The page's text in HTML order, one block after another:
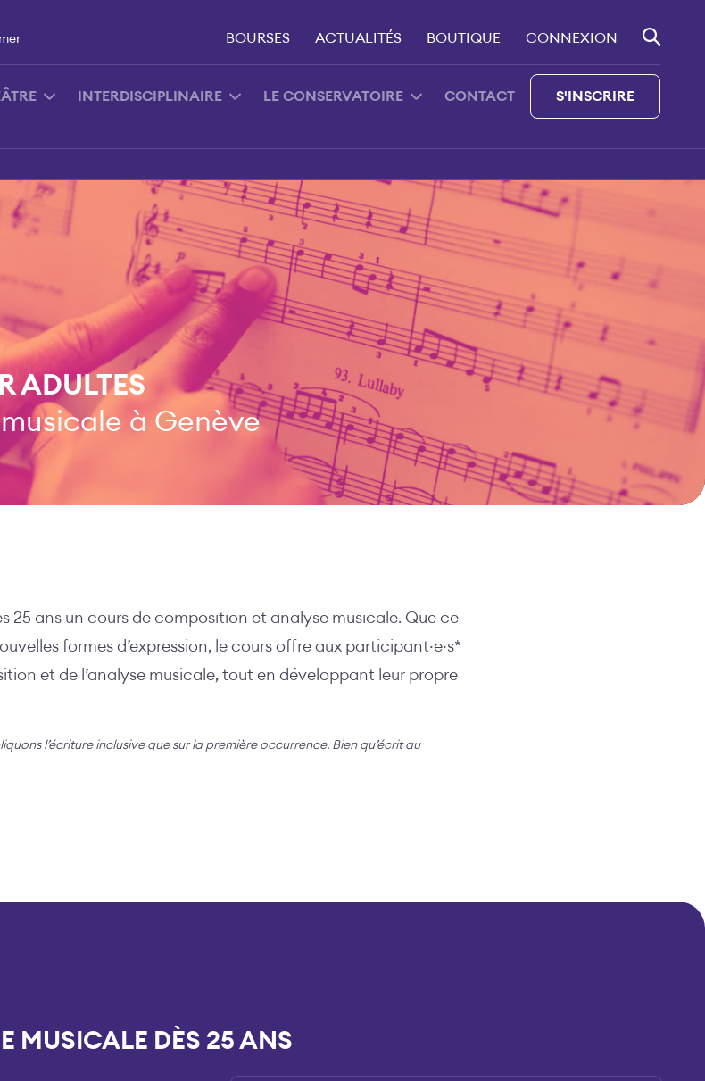
S'INSCRIRE
INTERDISCIPLINAIRE LE CONSERVATOIRE CONTACT
BOURSES ACTUALITÉS BOUTIQUE CONNEXION
ADULTES
à Genève
25 ans un cours de composition et analyse musicale. Que ce
formes d’expression, le cours offre aux participant·e·s*
et de l’analyse musicale, tout en développant leur propre
l’écriture inclusive que sur la première occurrence. Bien qu’écrit au
MUSICALE DÈS 25 ANS